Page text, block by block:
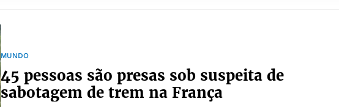
MUNDO
45 pessoas são presas sob suspeita de
sabotagem de trem na França